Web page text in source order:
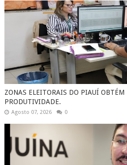
ZONAS ELEITORAIS DO PIAUÍ
PRODUTIVIDADE.
Agosto 07, 2026 0